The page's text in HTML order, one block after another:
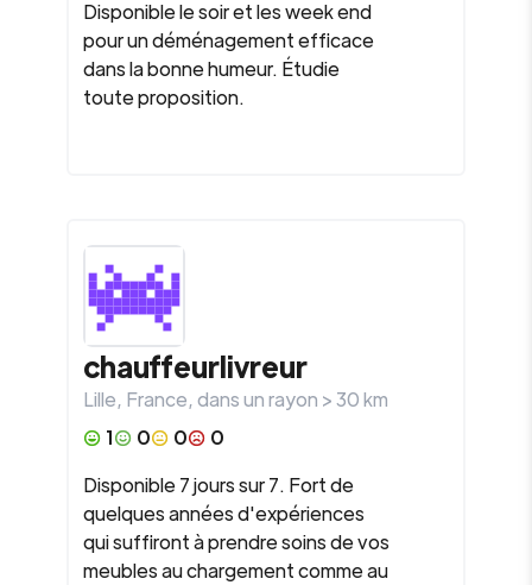
Disponible le soir et les week end
pour un déménagement efficace
dans la bonne humeur. Étudie
toute proposition.
chauffeurlivreur
Lille, France, dans un rayon >30km
1
0 0
0
Disponible 7 jours sur 7. Fort de
quelques années d'expériences
qui suffiront à prendre soins de vos
meubles au chargement comme au